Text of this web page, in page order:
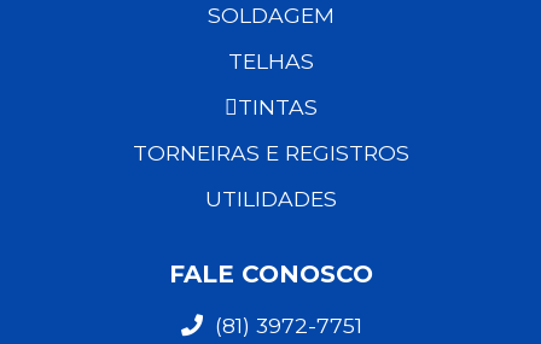
SOLDAGEM
TELHAS
TINTAS
TORNEIRAS E REGISTROS
UTILIDADES
FALE CONOSCO
(81) 3972-7751